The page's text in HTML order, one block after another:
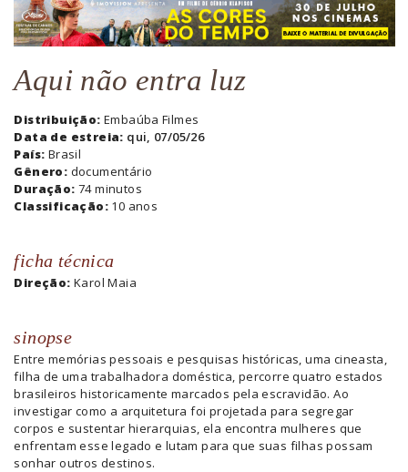
Aqui não entra luz
Distribuição: Embaúba Filmes
Data de estreia: qui, 07/05/26
País: Brasil
Gênero: documentário
Duração: 74 minutos
Classificação: 10 anos
ficha técnica
Direção: Karol Maia
sinopse
Entre memórias pessoais e pesquisas históricas, uma cineasta,
filha de uma trabalhadora doméstica, percorre quatro estados
brasileiros historicamente marcados pela escravidão. Ao
investigar como a arquitetura foi projetada para segregar
corpos e sustentar hierarquias, ela encontra mulheres que
enfrentam esse legado e lutam para que suas filhas possam
sonhar outros destinos.